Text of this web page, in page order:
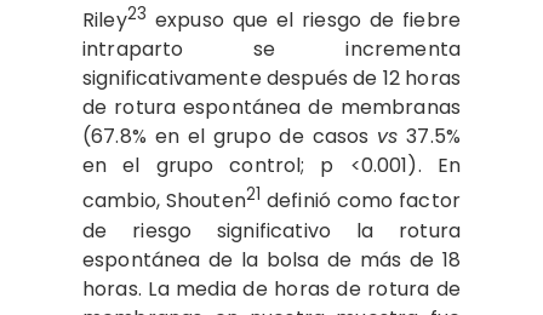
Riley23 expuso que el riesgo de fiebre
intraparto se incrementa
significativamente después de 12 horas
de rotura espontánea de membranas
(67.8% en el grupo de casos vs 37.5%
en el grupo control; p <0.001). En
cambio, Shouten21 definió como factor
de riesgo significativo la rotura
espontánea de la bolsa de más de 18
horas. La media de horas de rotura de